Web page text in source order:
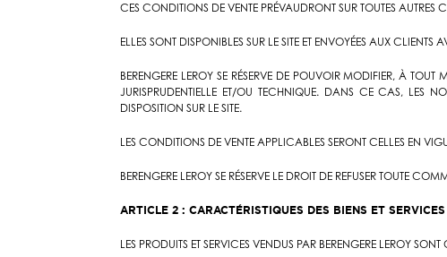
CES CONDITIONS DE VENTE PRÉVAUDRONT SUR TOUTES AUTRES
ELLES SONT DISPONIBLES SUR LE SITE ET ENVOYÉES AUX
BERENGERE LEROY SE RÉSERVE DE POUVOIR MODIFIER, À
JURISPRUDENTIELLE ET/OU TECHNIQUE. DANS CE CAS, LES
DISPOSITION SUR LE SITE.
LES CONDITIONS DE VENTE APPLICABLES SERONT CELLES EN
BERENGERE LEROY SE RÉSERVE LE DROIT DE REFUSER TOUTE
ARTICLE 2 : CARACTÉRISTIQUES DES BIENS ET SERVICES
LES PRODUITS ET SERVICES VENDUS PAR BERENGERE LEROY